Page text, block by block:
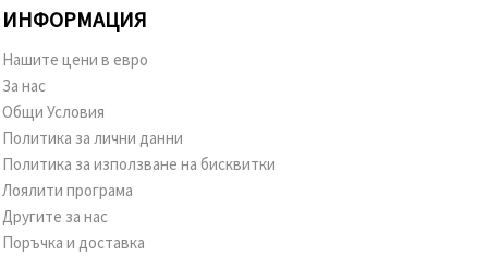
ИНФОРМАЦИЯ
Нашите цени в евро
За нас
Общи Условия
Политика за лични данни
Политика за използване на бисквитки
Лоялити програма
Другите за нас
Поръчка и доставка